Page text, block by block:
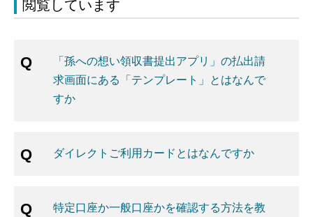
「孫への想い領収書提出アプリ」の払出請
求画面にある「テンプレート」とはなんで
すか
ダイレクトご利用カードとはなんですか
特定口座か一般口座かを確認する方法を教